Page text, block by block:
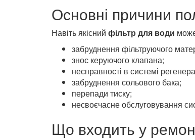
Основні причини
Навіть якісний фільтр для води
забруднення фільтруючого
знос керуючого клапана;
несправності в системі
забруднення сольового бака;
перепади тиску;
несвоєчасне обслуговування
Що входить у